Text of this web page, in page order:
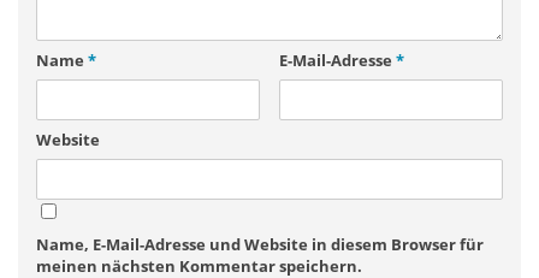
Name * E-Mail-Adresse *
Website
Name, E-Mail-Adresse und Website in diesem Browser für
meinen nächsten Kommentar speichern.